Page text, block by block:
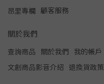
昂里專欄
顧客服務
關於我們
查詢商品 關於我們 我的帳戶
文創商品影音介紹
退換貨政策